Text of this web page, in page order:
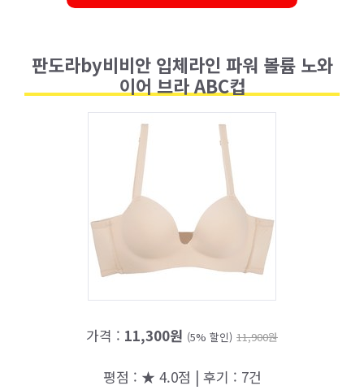
판도라by비비안 입체라인 파워 볼륨 노와
이어 브라 ABC컵
가격 : 11,300원 (5% 할인) 11,900원
평점 : ★ 4.0점 | 후기 : 7건